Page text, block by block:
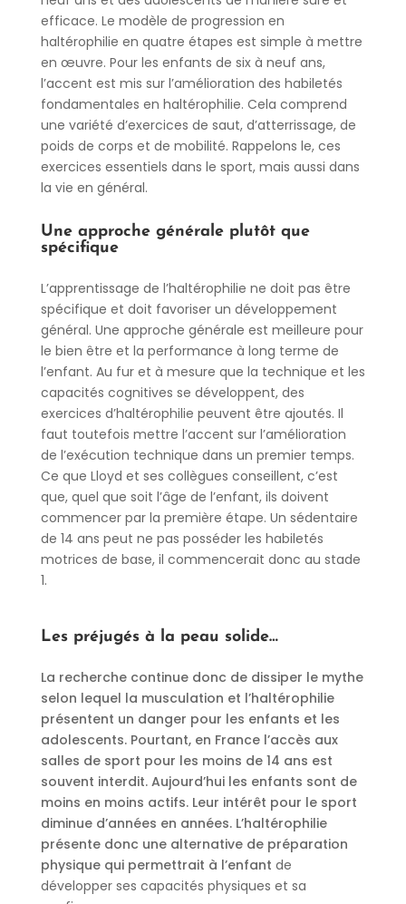
efficace. Le modèle de progression en
haltérophilie en quatre étapes est simple à mettre
en œuvre. Pour les enfants de six à neuf ans,
l’accent est mis sur l’amélioration des habiletés
fondamentales en haltérophilie. Cela comprend
une variété d’exercices de saut, d’atterrissage, de
poids de corps et de mobilité. Rappelons le, ces
exercices essentiels dans le sport, mais aussi dans
la vie en général.
Une approche générale plutôt que
spécifique
L’apprentissage de l’haltérophilie ne doit pas être
spécifique et doit favoriser un développement
général. Une approche générale est meilleure pour
le bien être et la performance à long terme de
l’enfant. Au fur et à mesure que la technique et les
capacités cognitives se développent, des
exercices d’haltérophilie peuvent être ajoutés. Il
faut toutefois mettre l’accent sur l’amélioration
de l’exécution technique dans un premier temps.
Ce que Lloyd et ses collègues conseillent, c’est
que, quel que soit l’âge de l’enfant, ils doivent
commencer par la première étape. Un sédentaire
de 14 ans peut ne pas posséder les habiletés
motrices de base, il commencerait donc au stade
1.
Les préjugés à la peau solide…
La recherche continue donc de dissiper le mythe
selon lequel la musculation et l’haltérophilie
présentent un danger pour les enfants et les
adolescents. Pourtant, en France l’accès aux
salles de sport pour les moins de 14 ans est
souvent interdit. Aujourd’hui les enfants sont de
moins en moins actifs. Leur intérêt pour le sport
diminue d’années en années. L’haltérophilie
présente donc une alternative de préparation
physique qui permettrait à l’enfant de
développer ses capacités physiques et sa